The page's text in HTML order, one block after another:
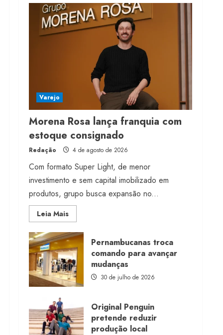
milhões de receita em
2026
4 de agosto de 2026
Projeto testa passaporte
digital na moda nacional
4 de agosto de 2026
Varejo
Morena Rosa lança franquia com
estoque consignado
Redação 4 de agosto de 2026
Com formato Super Light, de menor
investimento e sem capital imobilizado em
produtos, grupo busca expansão no...
Leia MaisRead
more
Morena
Rosa
lança
franquia
com
estoque
consignado
Pernambucanas troca
comando para avançar
mudanças
30 de julho de 2026
Original Penguin
pretende reduzir
produção local